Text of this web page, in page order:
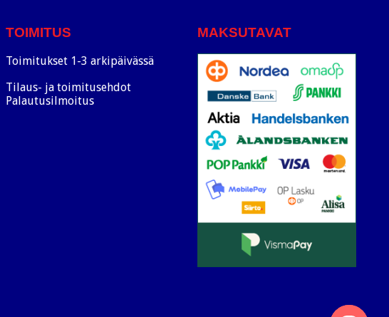
TOIMITUS
Toimitukset 1-3 arkipäivässä
Tilaus- ja toimitusehdot
Palautusilmoitus
MAKSUTAVAT